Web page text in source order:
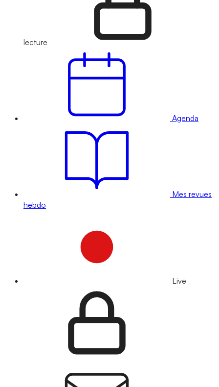
lecture
Agenda
Mes revues
hebdo
Live